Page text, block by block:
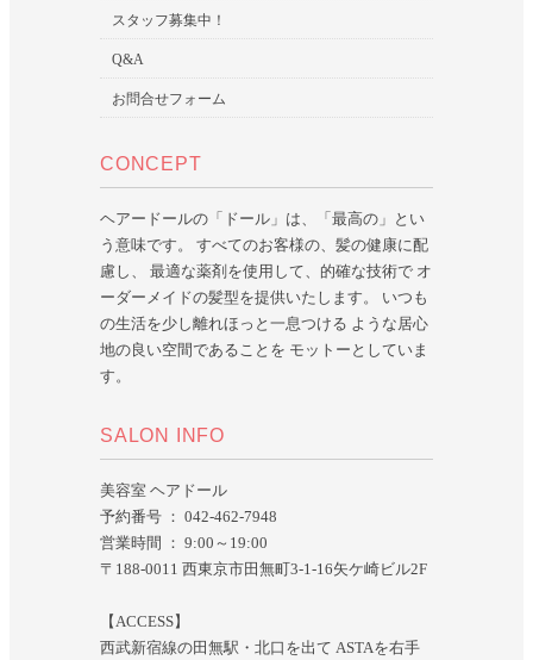
スタッフ募集中！
Q&A
お問合せフォーム
CONCEPT
ヘアードールの「ドール」は、「最高の」とい
う意味です。 すべてのお客様の、髪の健康に配
慮し、 最適な薬剤を使用して、的確な技術で オ
ーダーメイドの髪型を提供いたします。 いつも
の生活を少し離れほっと一息つける ような居心
地の良い空間であることを モットーとしていま
す。
SALON INFO
美容室 ヘアドール
予約番号 ： 042-462-7948
営業時間 ： 9:00～19:00
〒188-0011 西東京市田無町3-1-16矢ケ崎ビル2F
【ACCESS】
西武新宿線の田無駅・北口を出て ASTAを右手